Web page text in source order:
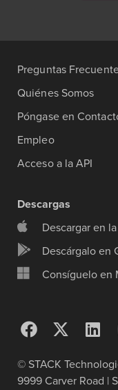
© STACK
9999 Carver Road |
Preguntas
Quiénes Somos
Póngase en
Empleo
Acceso a la API
Descargas
Descargar en
Descárgalo en
Consíguelo en